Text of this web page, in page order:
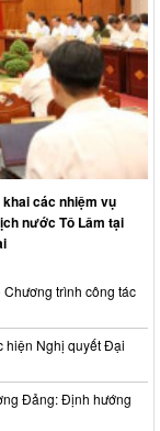
các nhiệm vụ
nước Tô Lâm tại
trình công tác
hiện Nghị quyết Đại
Đảng: Định hướng